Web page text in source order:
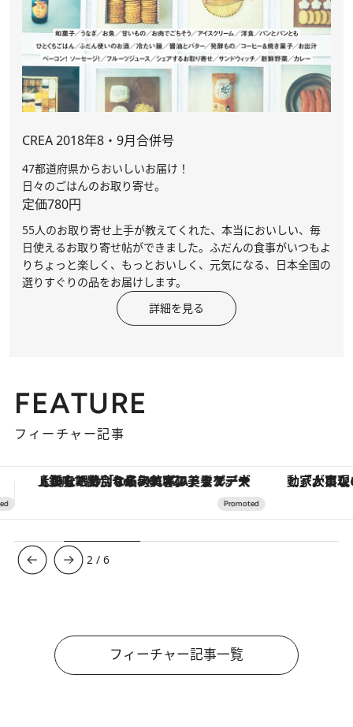
CREA 2018年8・9月合併号
47都道府県からおいしいお届け！
日々のごはんのお取り寄せ。
定価780円
55人のお取り寄せ上手が教えてくれた、本当においしい、毎
日使えるお取り寄せ帖ができました。ふだんの食事がいつもよ
りちょっと楽しく、もっとおいしく、元気になる、日本全国の
選りすぐりの品をお届けします。
詳細を見る
FEATURE
フィーチャー記事
「大事なのは地域の意識を変えること」。ロレックス賞受賞の自然保護活動家が実現させたナイジェリアの自然環境の復活 ヴァシュロン・コンスタンタ
3 /6
フィーチャー記事一覧